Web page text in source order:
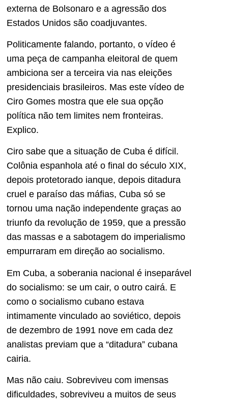
externa de Bolsonaro e a agressão dos
Estados Unidos são coadjuvantes.
Politicamente falando, portanto, o vídeo é
uma peça de campanha eleitoral de quem
ambiciona ser a terceira via nas eleições
presidenciais brasileiros. Mas este vídeo de
Ciro Gomes mostra que ele sua opção
política não tem limites nem fronteiras.
Explico.
Ciro sabe que a situação de Cuba é difícil.
Colônia espanhola até o final do século XIX,
depois protetorado ianque, depois ditadura
cruel e paraíso das máfias, Cuba só se
tornou uma nação independente graças ao
triunfo da revolução de 1959, que a pressão
das massas e a sabotagem do imperialismo
empurraram em direção ao socialismo.
Em Cuba, a soberania nacional é inseparável
do socialismo: se um cair, o outro cairá. E
como o socialismo cubano estava
intimamente vinculado ao soviético, depois
de dezembro de 1991 nove em cada dez
analistas previam que a “ditadura” cubana
cairia.
Mas não caiu. Sobreviveu com imensas
dificuldades, sobreviveu a muitos de seus